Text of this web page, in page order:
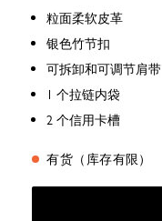
粒面柔软皮革
银色竹节扣
可拆卸和可调节肩带
1 个拉链内袋
2 个信用卡槽
有货（库存有限）